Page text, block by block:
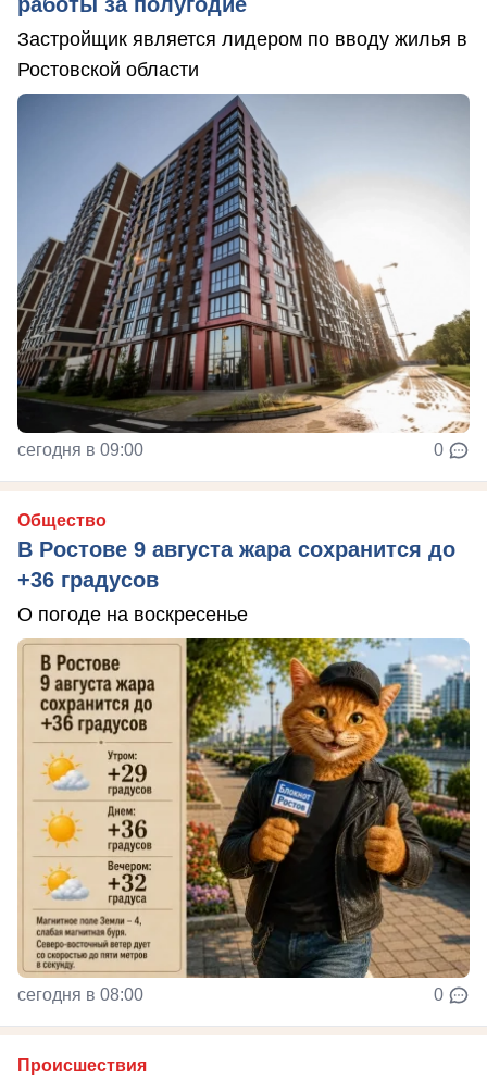
Застройщик является лидером по вводу жилья в
Ростовской области
сегодня в 09:00 0
Общество
В Ростове 9 августа жара сохранится до
+36 градусов
О погоде на воскресенье
сегодня в 08:00 0
Происшествия